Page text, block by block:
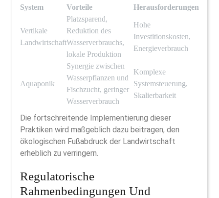
System Vorteile Herausforderungen
Vertikale
Landwirtschaft
Platzsparend,
Reduktion des
Wasserverbrauchs,
lokale Produktion
Hohe
Investitionskosten,
Energieverbrauch
Aquaponik
Synergie zwischen
Wasserpflanzen und
Fischzucht, geringer
Wasserverbrauch
Komplexe
Systemsteuerung,
Skalierbarkeit
Die fortschreitende Implementierung dieser
Praktiken wird maßgeblich dazu beitragen, den
ökologischen Fußabdruck der Landwirtschaft
erheblich zu verringern.
Regulatorische
Rahmenbedingungen Und